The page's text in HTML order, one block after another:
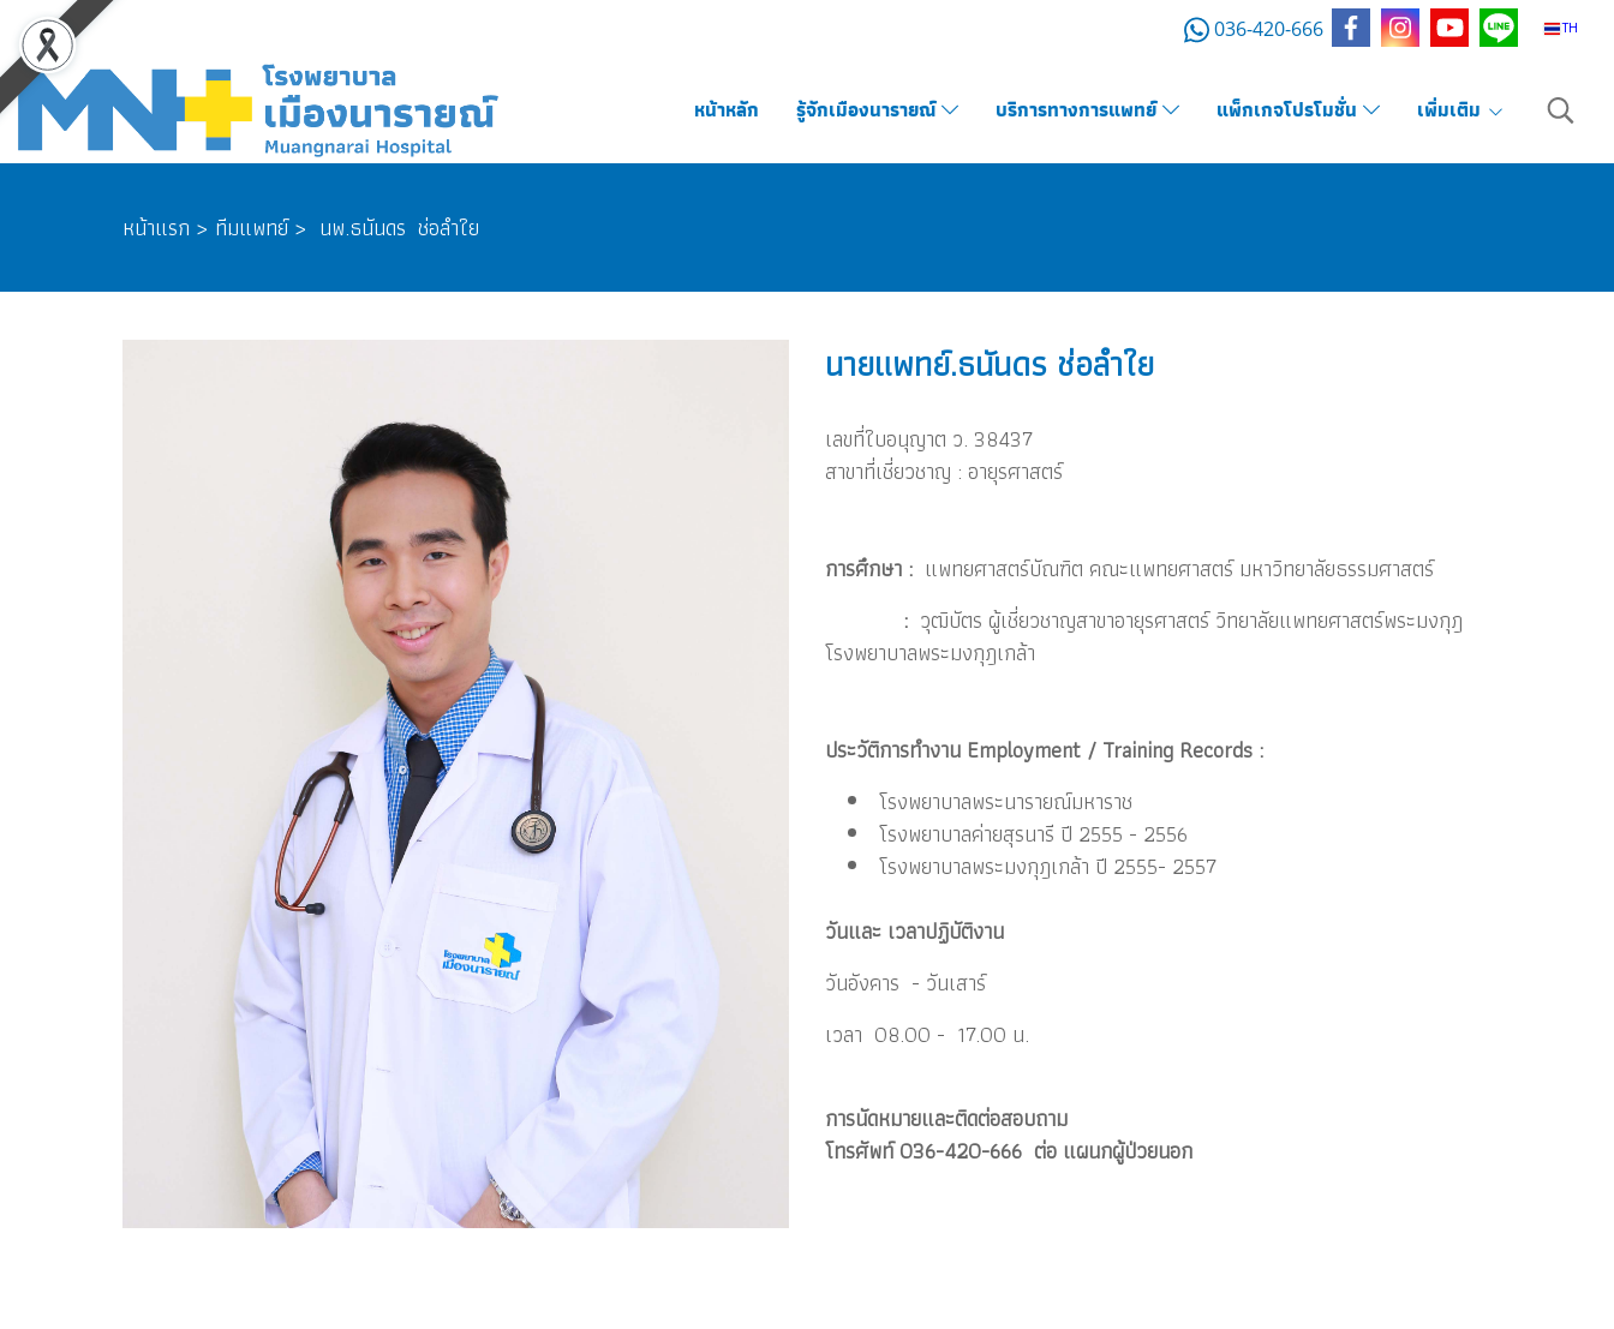
036-420-666 TH
หน้าหลัก รู้จักเมืองนารายณ์ บริการทางการแพทย์ แพ็กเกจโปรโมชั่น เพิ่มเติม
หน้าแรก > ทีมแพทย์ > นพ.ธนันดร ช่อลำใย
นายแพทย์.ธนันดร ช่อลำใย
เลขที่ใบอนุญาต ว. 38437
สาขาที่เชี่ยวชาญ : อายุรศาสตร์
การศึกษา : แพทยศาสตร์บัณฑิต คณะแพทยศาสตร์ มหาวิทยาลัยธรรมศาสตร์
: วุฒิบัตร ผู้เชี่ยวชาญสาขาอายุรศาสตร์ วิทยาลัยแพทยศาสตร์พระมงกุฎ
โรงพยาบาลพระมงกุฎเกล้า
ประวัติการทำงาน Employment / Training Records :
โรงพยาบาลพระนารายณ์มหาราช
โรงพยาบาลค่ายสุรนารี ปี 2555 - 2556
โรงพยาบาลพระมงกุฎเกล้า ปี 2555- 2557
วันและ เวลาปฏิบัติงาน
วันอังคาร - วันเสาร์
เวลา 08.00 - 17.00 น.
การนัดหมายและติดต่อสอบถาม
โทรศัพท์ 036-420-666 ต่อ แผนกผู้ป่วยนอก